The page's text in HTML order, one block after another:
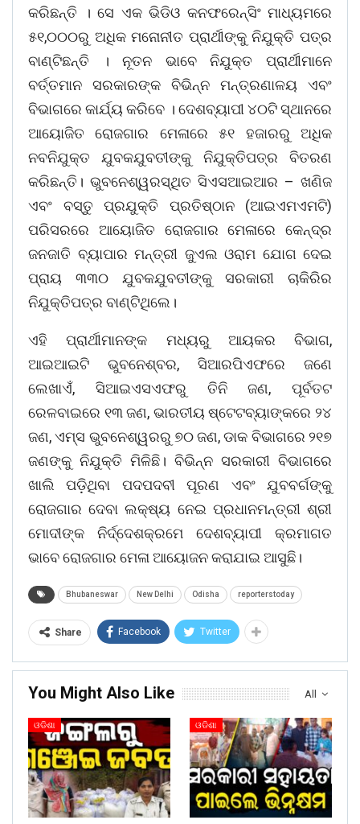
କରିଛନ୍ତି । ସେ ଏକ ଭିଡିଓ କନଫରେନ୍ସିଂ ମାଧ୍ୟମରେ
୫୧,୦୦୦ରୁ ଅଧିକ ମନୋନୀତ ପ୍ରାର୍ଥୀଙ୍କୁ ନିଯୁକ୍ତି ପତ୍ର
ବାଣ୍ଟିଛନ୍ତି । ନୂତନ ଭାବେ ନିଯୁକ୍ତ ପ୍ରାର୍ଥୀମାନେ
ବର୍ତ୍ତମାନ ସରକାରଙ୍କ ବିଭିନ୍ନ ମନ୍ତ୍ରଣାଳୟ ଏବଂ
ବିଭାଗରେ କାର୍ଯ୍ୟ କରିବେ । ଦେଶବ୍ୟାପୀ ୪୦ଟି ସ୍ଥାନରେ
ଆୟୋଜିତ ରୋଜଗାର ମେଳାରେ ୫୧ ହଜାରରୁ ଅଧିକ
ନବନିଯୁକ୍ତ ଯୁବକଯୁବତୀଙ୍କୁ ନିଯୁକ୍ତିପତ୍ର ବିତରଣ
କରିଛନ୍ତି। ଭୁବନେଶ୍ୱରସ୍ଥିତ ସିଏସଆଇଆର – ଖଣିଜ
ଏବଂ ବସ୍ତୁ ପ୍ରଯୁକ୍ତି ପ୍ରତିଷ୍ଠାନ (ଆଇଏମଏମଟି)
ପରିସରରେ ଆୟୋଜିତ ରୋଜଗାର ମେଳାରେ କେନ୍ଦ୍ର
ଜନଜାତି ବ୍ୟାପାର ମନ୍ତ୍ରୀ ଜୁଏଲ ଓରାମ ଯୋଗ ଦେଇ
ପ୍ରାୟ ୩୩୦ ଯୁବକଯୁବତୀଙ୍କୁ ସରକାରୀ ଚାକିରିର
ନିଯୁକ୍ତିପତ୍ର ବାଣ୍ଟିଥିଲେ।
ଏହି ପ୍ରାର୍ଥୀମାନଙ୍କ ମଧ୍ୟରୁ ଆୟକର ବିଭାଗ,
ଆଇଆଇଟି ଭୁବନେଶ୍ବର, ସିଆରପିଏଫରେ ଜଣେ
ଲେଖାଏଁ, ସିଆଇଏସଏଫରୁ ତିନି ଜଣ, ପୂର୍ବତଟ
ରେଳବାଇରେ ୧୩ ଜଣ, ଭାରତୀୟ ଷ୍ଟେଟବ୍ୟାଙ୍କରେ ୨୪
ଜଣ, ଏମ୍ସ ଭୁବନେଶ୍ୱରରୁ ୭୦ ଜଣ, ଡାକ ବିଭାଗରେ ୨୧୭
ଜଣଙ୍କୁ ନିଯୁକ୍ତି ମିଳିଛି। ବିଭିନ୍ନ ସରକାରୀ ବିଭାଗରେ
ଖାଲି ପଡ଼ିଥିବା ପଦପଦବୀ ପୂରଣ ଏବଂ ଯୁବବର୍ଗଙ୍କୁ
ରୋଜଗାର ଦେବା ଲକ୍ଷ୍ୟ ନେଇ ପ୍ରଧାନମନ୍ତ୍ରୀ ଶ୍ରୀ
ମୋଦୀଙ୍କ ନିର୍ଦ୍ଦେଶକ୍ରମେ ଦେଶବ୍ୟାପୀ କ୍ରମାଗତ
ଭାବେ ରୋଜଗାର ମେଳା ଆୟୋଜନ କରାଯାଇ ଆସୁଛି।
Bhubaneswar New Delhi Odisha reporterstoday
Share Facebook Twitter
All
You Might Also Like
ଓଡିଶା ଓଡିଶା